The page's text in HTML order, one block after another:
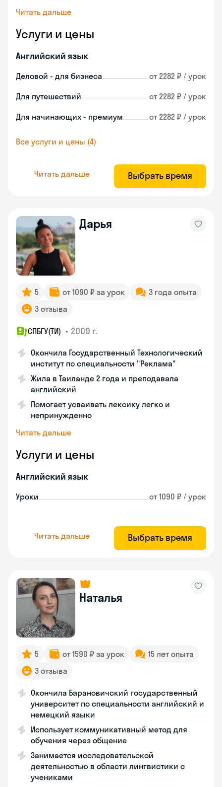
Читать дальше
Услуги и цены
Английский язык
Деловой - для бизнеса от 2282 ₽ / урок
Для путешествий от 2282 ₽ / урок
Для начинающих - премиум от 2282 ₽ / урок
Все услуги и цены (4)
Читать дальше Выбрать время
Дарья
5 от 1090 ₽ за урок
3 года опыта
3 отзыва
СПБГУ(ТИ) • 2009 г.
Окончила Государственный Технологический
институт по специальности "Реклама"
Жила в Таиланде 2 года и преподавала
английский
Помогает усваивать лексику легко и
непринужденно
Читать дальше
Услуги и цены
Английский язык
Уроки от 1090 ₽ / урок
Читать дальше Выбрать время
Наталья
5 от 1590 ₽ за урок
15 лет опыта
3 отзыва
Окончила Барановичский государственный
университет по специальности английский и
немецкий языки
Использует коммуникативный метод для
обучения через общение
Занимается исследовательской
деятельностью в области лингвистики с
учениками